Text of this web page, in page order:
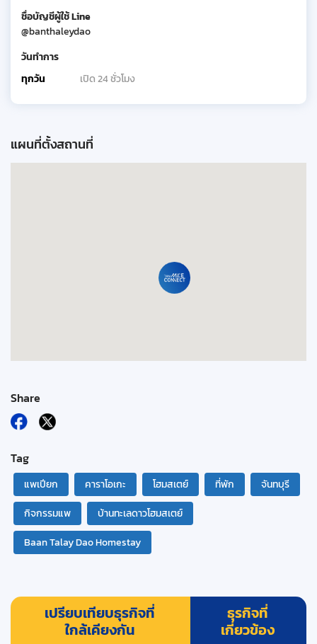
ชื่อบัญชีผู้ใช้ Line
@banthaleydao
วันทำการ
ทุกวัน
เปิด 24 ชั่วโมง
แผนที่ตั้งสถานที่
Share
Tag
แพเปียก คาราโอเกะ โฮมสเตย์ ที่พัก
จันทบุรี
กิจกรรมแพ
บ้านทะเลดาวโฮมสเตย์
Baan Talay Dao Homestay
เปรียบเทียบธุรกิจที่
ใกล้เคียงกัน
ธุรกิจที่
เกี่ยวข้อง